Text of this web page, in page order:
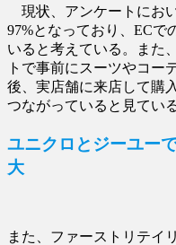
現状、アンケートにお
97%となっており、ECで
いると考えている。また
トで事前にスーツやコー
後、実店舗に来店して購
つながっていると見ている
ユニクロとジーユー
大
また、ファーストリテイ